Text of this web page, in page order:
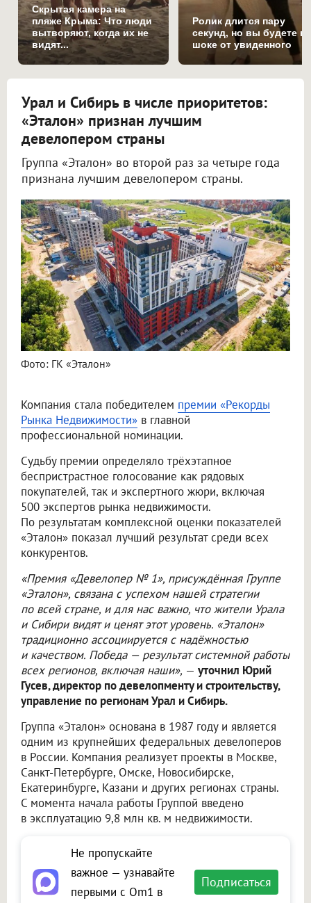
Скрытая камера на
пляже Крыма: Что люди
вытворяют, когда их не
видят...
Ролик длится пару
секунд, но вы будете в
шоке от увиденного
Урал и Сибирь в числе приоритетов:
«Эталон» признан лучшим
девелопером страны
Группа «Эталон» во второй раз за четыре года
признана лучшим девелопером страны.
Фото: ГК «Эталон»
Компания стала победителем премии «Рекорды
Рынка Недвижимости» в главной
профессиональной номинации.
Судьбу премии определяло трёхэтапное
беспристрастное голосование как рядовых
покупателей, так и экспертного жюри, включая
500 экспертов рынка недвижимости.
По результатам комплексной оценки показателей
«Эталон» показал лучший результат среди всех
конкурентов.
«Премия «Девелопер № 1», присуждённая Группе
«Эталон», связана с успехом нашей стратегии
по всей стране, и для нас важно, что жители Урала
и Сибири видят и ценят этот уровень. «Эталон»
традиционно ассоциируется с надёжностью
и качеством. Победа — результат системной работы
всех регионов, включая наши», — уточнил Юрий
Гусев, директор по девелопменту и строительству,
управление по регионам Урал и Сибирь.
Группа «Эталон» основана в 1987 году и является
одним из крупнейших федеральных девелоперов
в России. Компания реализует проекты в Москве,
Санкт-Петербурге, Омске, Новосибирске,
Екатеринбурге, Казани и других регионах страны.
С момента начала работы Группой введено
в эксплуатацию 9,8 млн кв. м недвижимости.
Не пропускайте
важное — узнавайте
первыми с Om1 в
Подписаться